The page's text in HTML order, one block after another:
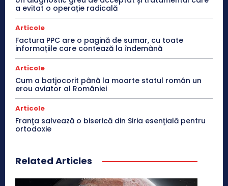
a evitat o operație radicală
Articole
Factura PPC are o pagină de sumar, cu toate
informațiile care contează la îndemână
Articole
Cum a batjocorit până la moarte statul român un
erou aviator al României
Articole
Franţa salvează o biserică din Siria esenţială pentru
ortodoxie
Related Articles